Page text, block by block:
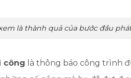
là thành quả của bước đầu
công là thông báo công trình